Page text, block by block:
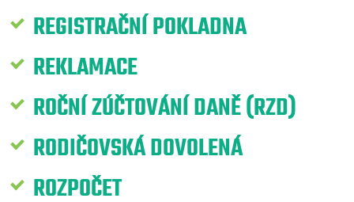
REGISTRAČNÍ POKLADNA
REKLAMACE
ROČNÍ ZÚČTOVÁNÍ DANĚ (RZD)
RODIČOVSKÁ DOVOLENÁ
ROZPOČET